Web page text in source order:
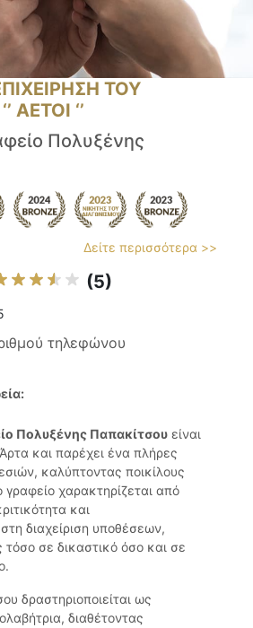
ΤΟΥ
ΑΕΤΟΙ ‘’
Πολυξένης
Δείτε περισσότερα >>
(5)
τηλεφώνου
Πολυξένης Παπακίτσου είναι
και παρέχει ένα πλήρες
καλύπτοντας ποικίλους
γραφείο χαρακτηρίζεται από
και
διαχείριση υποθέσεων,
σε δικαστικό όσο και σε
δραστηριοποιείται ως
διαθέτοντας